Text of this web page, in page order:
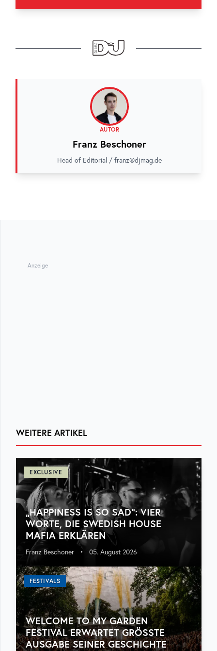
AUTOR
Franz Beschoner
Head of Editorial / franz@djmag.de
Anzeige
WEITERE ARTIKEL
EXCLUSIVE
„HAPPINESS IS SO SAD“: VIER
WORTE, DIE SWEDISH HOUSE
MAFIA ERKLÄREN
Franz Beschoner • 05. August 2026
FESTIVALS
WELCOME TO MY GARDEN
FESTIVAL ERWARTET GRÖSSTE A
USGABE SEINER GESCHICHTE